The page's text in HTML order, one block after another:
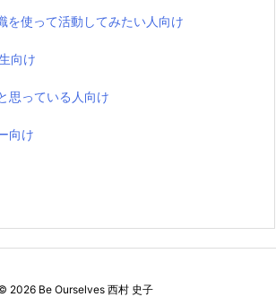
を使って活動してみたい人向け
向け
思っている人向け
向け
2026 Be Ourselves 西村 史子